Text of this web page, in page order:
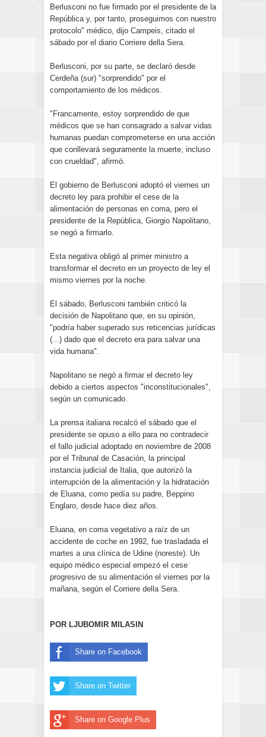
Berlusconi no fue firmado por el presidente de la
República y, por tanto, proseguimos con nuestro
protocolo" médico, dijo Campeis, citado el
sábado por el diario Corriere della Sera.
Berlusconi, por su parte, se declaró desde
Cerdeña (sur) "sorprendido" por el
comportamiento de los médicos.
"Francamente, estoy sorprendido de que
médicos que se han consagrado a salvar vidas
humanas puedan comprometerse en una acción
que conllevará seguramente la muerte, incluso
con crueldad", afirmó.
El gobierno de Berlusconi adoptó el viernes un
decreto ley para prohibir el cese de la
alimentación de personas en coma, pero el
presidente de la República, Giorgio Napolitano,
se negó a firmarlo.
Esta negativa obligó al primer ministro a
transformar el decreto en un proyecto de ley el
mismo viernes por la noche.
El sábado, Berlusconi también criticó la
decisión de Napolitano que, en su opinión,
"podría haber superado sus reticencias jurídicas
(...) dado que el decreto era para salvar una
vida humana".
Napolitano se negó a firmar el decreto ley
debido a ciertos aspectos "inconstitucionales",
según un comunicado.
La prensa italiana recalcó el sábado que el
presidente se opuso a ello para no contradecir
el fallo judicial adoptado en noviembre de 2008
por el Tribunal de Casación, la principal
instancia judicial de Italia, que autorizó la
interrupción de la alimentación y la hidratación
de Eluana, como pedía su padre, Beppino
Englaro, desde hace diez años.
Eluana, en coma vegetativo a raíz de un
accidente de coche en 1992, fue trasladada el
martes a una clínica de Udine (noreste). Un
equipo médico especial empezó el cese
progresivo de su alimentación el viernes por la
mañana, según el Corriere della Sera.
POR LJUBOMIR MILASIN
Share on Facebook
Share on Twitter
Share on Google Plus